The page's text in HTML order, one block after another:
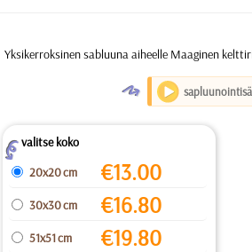
Yksikerroksinen sabluuna aiheelle Maaginen
O
Zvalitse koko
20x20 cm
€13.00
30x30 cm €16.80
51x51 cm €19.80